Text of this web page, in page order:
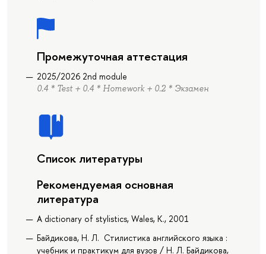
Промежуточная аттестация
2025/2026 2nd module
0.4 * Test + 0.4 * Homework + 0.2 * Экзамен
Список литературы
Рекомендуемая основная
литература
A dictionary of stylistics, Wales, K., 2001
Байдикова, Н. Л. Стилистика английского языка :
учебник и практикум для вузов / Н. Л. Байдикова,